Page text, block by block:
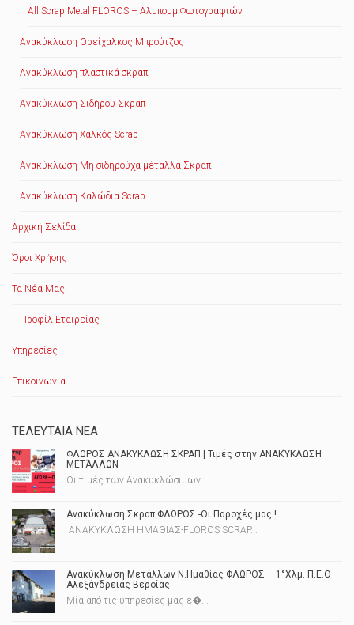
All Scrap Metal FLOROS – Άλμπουμ Φωτογραφιών
Ανακύκλωση Ορείχαλκος Μπρούτζος
Ανακύκλωση πλαστικά σκραπ
Ανακύκλωση Σιδήρου Σκραπ
Ανακύκλωση Χαλκός Scrap
Ανακύκλωση Μη σιδηρούχα μέταλλα Σκραπ
Ανακύκλωση Καλώδια Scrap
Αρχική Σελίδα
Όροι Χρήσης
Τα Νέα Μας!
Προφίλ Εταιρείας
Υπηρεσίες
Επικοινωνία
ΤΕΛΕΥΤΑΊΑ ΝΈΑ
ΦΛΩΡΟΣ ΑΝΑΚΥΚΛΩΣΗ ΣΚΡΑΠ | Τιμές στην ΑΝΑΚΎΚΛΩΣΗ
ΜΕΤΆΛΛΩΝ
Οι τιμές των Ανακυκλώσιμων ...
Ανακύκλωση Σκραπ ΦΛΩΡΟΣ -Οι Παροχές μας !
ΑΝΑΚΥΚΛΩΣΗ ΗΜΑΘΙΑΣ-FLOROS SCRAP...
Ανακύκλωση Μετάλλων Ν.Ημαθίας ΦΛΩΡΟΣ – 1°Χλμ. Π.Ε.Ο
Αλεξάνδρειας Βεροίας
Μία από τις υπηρεσίες μας ε�...